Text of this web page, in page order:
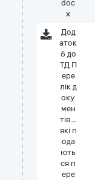
doc
x
Дод
аток
6 до
ТД П
ере
лік д
оку
мен
тів_
які п
ода
ють
ся п
ере